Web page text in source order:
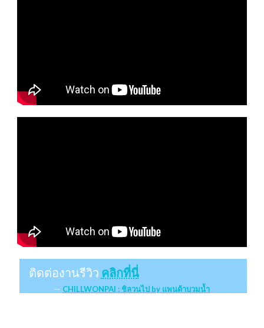
ติดต่องานรีวิว คลิกที่นี่
CHILLWONPAI : ชิลวนไป by แพนด้าบวมน้ำ